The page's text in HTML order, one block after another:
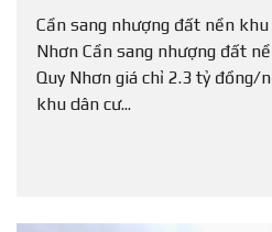
Cần sang nhượng đất nền
Nhơn Cần sang nhượng đất
Quy Nhơn giá chỉ 2.3 tỷ đồng/
khu dân cư...